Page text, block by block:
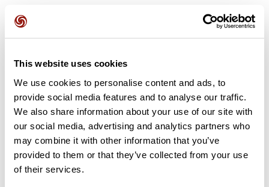
This website uses cookies
We use cookies to personalise content and ads, to
provide social media features and to analyse our traffic.
We also share information about your use of our site with
our social media, advertising and analytics partners who
may combine it with other information that you’ve
provided to them or that they’ve collected from your use
of their services.
Recensioni degli utenti
Questo percorso non contiene ancora alcuna recensione.
Aggiungi una recensione